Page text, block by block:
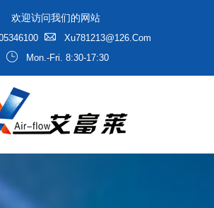
欢迎访问我们的网站
Xu781213@126.com
Mon.-Fri. 8:30-17:30